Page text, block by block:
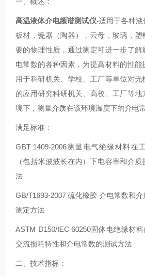
高温液体介电频谱测试仪-适用于各种液
板材，瓷器（陶器），云母，玻璃，塑
要的物理性质，通过测定可进一步了解
电常数的各种因素，为提高材料的性能
用于科研机关、学校、工厂等单位对
的应用研究科研机关、高校、工厂等地
境下，测量介质在该环境温度下的介电常
满足标准：
GBT 1409-2006测量电气绝缘材料在
（包括米波波长在内）下电容率和介
法
GB/T1693-2007 硫化橡胶 介电常数和
测定方法
ASTM D150/IEC 60250固体电绝缘材
交流损耗特性和介电常数的测试方法
二、技术指标：